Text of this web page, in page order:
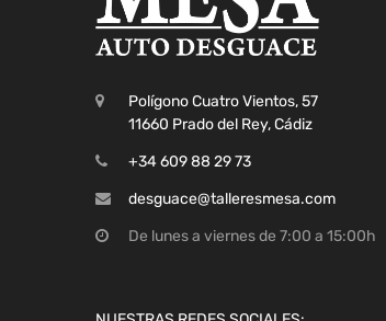
Polígono Cuatro Vientos, 57
11660 Prado del Rey, Cádiz
+34 609 88 29 73
desguace@talleresmesa.com
De lunes a viernes de 7:00 a 15:00h